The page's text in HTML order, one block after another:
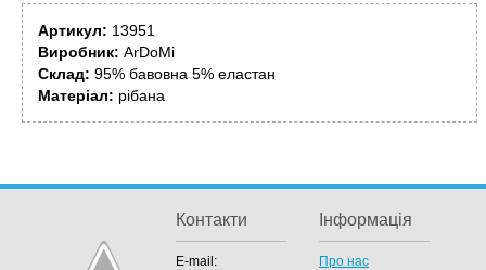
Артикул: 13951
Виробник: ArDoMi
Склад: 95% бавовна 5% еластан
Матеріал: рібана
Контакти
E-mail:
Інформація
Про нас